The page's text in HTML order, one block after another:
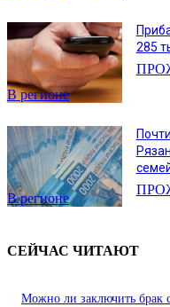
В регионе
285
В регионе
СЕЙЧАС ЧИТАЮТ
Можно ли заключить брак